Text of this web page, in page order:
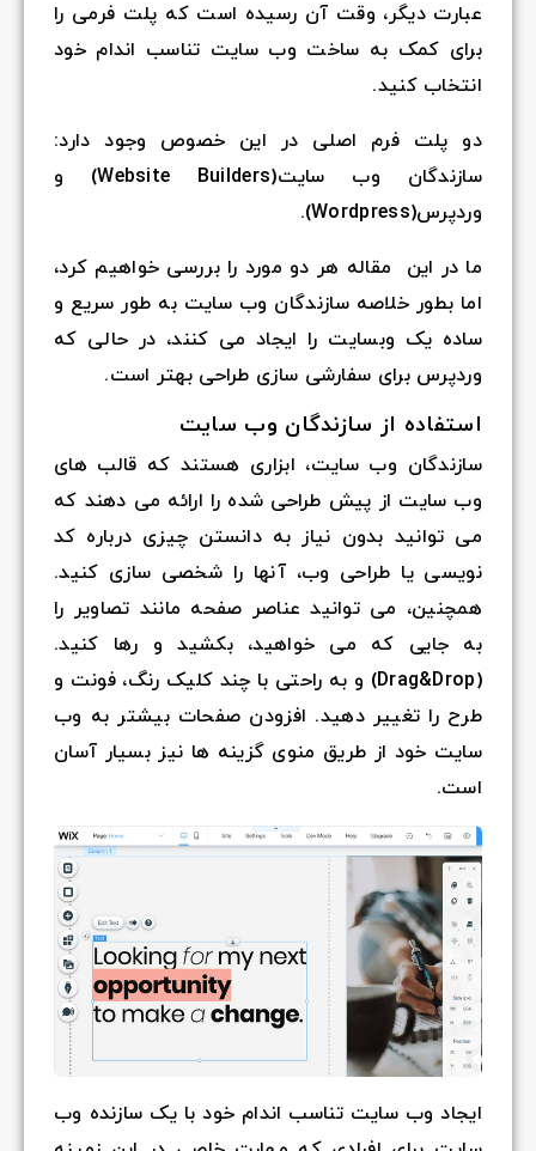
عبارت دیگر، وقت آن رسیده است که پلت فرمی را
برای کمک به ساخت وب سایت تناسب اندام خود
انتخاب کنید.
دو پلت فرم اصلی در این خصوص وجود دارد:
سازندگان وب سایت(Website Builders) و
وردپرس(Wordpress).
ما در این مقاله هر دو مورد را بررسی خواهیم کرد،
اما بطور خلاصه سازندگان وب سایت به طور سریع و
ساده یک وبسایت را ایجاد می کنند، در حالی که
وردپرس برای سفارشی سازی طراحی بهتر است.
استفاده از سازندگان وب سایت
سازندگان وب سایت، ابزاری هستند که قالب های
وب سایت از پیش طراحی شده را ارائه می دهند که
می توانید بدون نیاز به دانستن چیزی درباره کد
نویسی یا طراحی وب، آنها را شخصی سازی کنید.
همچنین، می توانید عناصر صفحه مانند تصاویر را
به جایی که می خواهید، بکشید و رها کنید.
(Drag&Drop) و به راحتی با چند کلیک رنگ، فونت و
طرح را تغییر دهید. افزودن صفحات بیشتر به وب
سایت خود از طریق منوی گزینه ها نیز بسیار آسان
است.
ایجاد وب سایت تناسب اندام خود با یک سازنده وب